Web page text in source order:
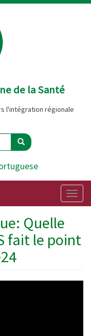
de la Santé
l'intégration régionale
Rechercher
Quelle
fait le point